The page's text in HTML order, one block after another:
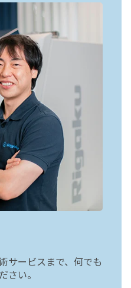
サービスまで、何でも
さい。